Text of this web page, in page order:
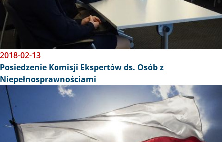
2018-02-13
Posiedzenie Komisji Ekspertów ds. Osób z
Niepełnosprawnościami
Obraz